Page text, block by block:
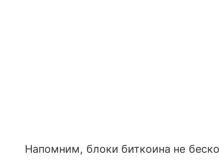
Напомним, блоки биткоина не